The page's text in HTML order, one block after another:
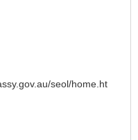
seol/home.ht